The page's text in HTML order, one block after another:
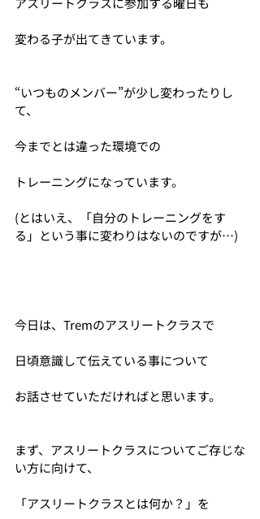
変わる子が出てきています。
“いつものメンバー”が少し変わったりし
て、
今までとは違った環境での
トレーニングになっています。
(とはいえ、「自分のトレーニングをす
る」という事に変わりはないのですが…)
今日は、Tremのアスリートクラスで
日頃意識して伝えている事について
お話させていただければと思います。
まず、アスリートクラスについてご存じな
い方に向けて、
「アスリートクラスとは何か？」を